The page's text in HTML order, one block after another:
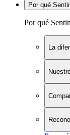
Por qué
Por qué
La